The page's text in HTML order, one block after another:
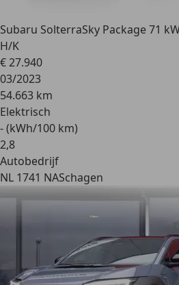
Subaru SolterraSky Package 71
H/K
€ 27.940
03/2023
54.663 km
Elektrisch
- (kWh/100 km)
2,8
Autobedrijf
NL 1741 NASchagen